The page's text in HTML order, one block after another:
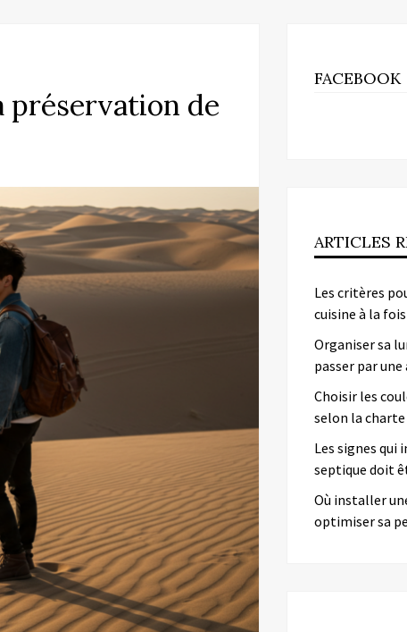
préservation de
FACEBOOK
ARTICLES
Les critères
cuisine à la
Organiser sa
passer par une
Choisir les
selon la
Les signes qui
septique doit
Où installer
optimiser sa